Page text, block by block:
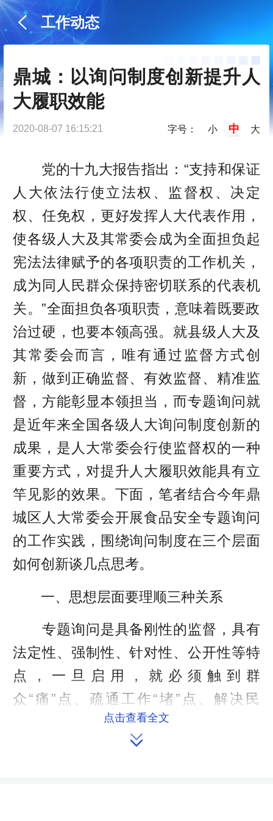
工作动态
鼎城：以询问制度创新提升人
大履职效能
2020-08-07 16:15:21 字号： 小 中 大
党的十九大报告指出：“支持和保证
人大依法行使立法权、监督权、决定
权、任免权，更好发挥人大代表作用，
使各级人大及其常委会成为全面担负起
宪法法律赋予的各项职责的工作机关，
成为同人民群众保持密切联系的代表机
关。”全面担负各项职责，意味着既要政
治过硬，也要本领高强。就县级人大及
其常委会而言，唯有通过监督方式创
新，做到正确监督、有效监督、精准监
督，方能彰显本领担当，而专题询问就
是近年来全国各级人大询问制度创新的
成果，是人大常委会行使监督权的一种
重要方式，对提升人大履职效能具有立
竿见影的效果。下面，笔者结合今年鼎
城区人大常委会开展食品安全专题询问
的工作实践，围绕询问制度在三个层面
如何创新谈几点思考。
一、思想层面要理顺三种关系
专题询问是具备刚性的监督，具有
法定性、强制性、针对性、公开性等特
点，一旦启用，就必须触到群
众“痛”点、疏通工作“堵”点、解决民
生“难”点，否则，就不能体现专题询问
的专之特性和问之庄严。因此，必须首
点击查看全文
